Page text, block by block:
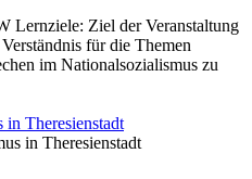
Lernziele: Ziel der Veranstaltung
für die Themen
im Nationalsozialismus zu
in Theresienstadt